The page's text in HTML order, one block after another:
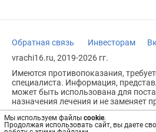
Мы используем файлы cookie.
Продолжая использовать сайт, вы даете
Обратная связь Инвесторам
vrachi16.ru, 2019-2026 гг.
Имеются противопоказания,
специалиста. Информация,
может быть использована для
назначения лечения и не заменяет
Возрастное ограничение: 18+